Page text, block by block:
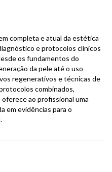
completa e atual da estética
e protocolos clínicos
os fundamentos do
da pele até o uso
regenerativos e técnicas de
combinados,
ao profissional uma
em evidências para o